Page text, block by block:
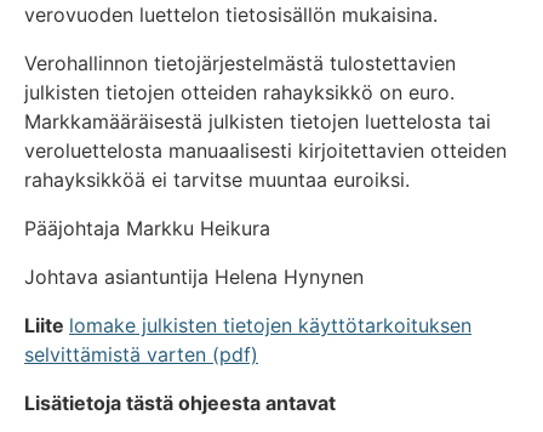
verovuoden luettelon tietosisällön mukaisina.
Verohallinnon tietojärjestelmästä tulostettavien
julkisten tietojen otteiden rahayksikkö on euro.
Markkamääräisestä julkisten tietojen luettelosta tai
veroluettelosta manuaalisesti kirjoitettavien otteiden
rahayksikköä ei tarvitse muuntaa euroiksi.
Pääjohtaja Markku Heikura
Johtava asiantuntija Helena Hynynen
Liite lomake julkisten tietojen käyttötarkoituksen
selvittämistä varten (pdf)
Lisätietoja tästä ohjeesta antavat